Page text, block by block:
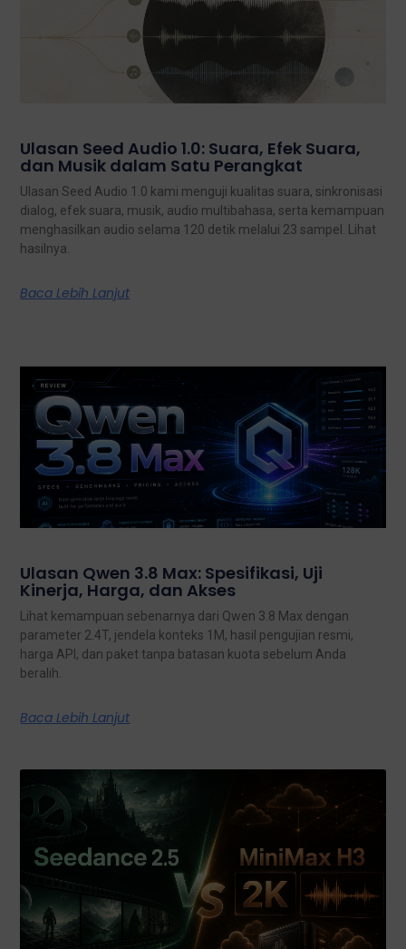
Ulasan Seed Audio 1.0: Suara, Efek Suara,
dan Musik dalam Satu Perangkat
Ulasan Seed Audio 1.0 kami menguji kualitas suara, sinkronisasi
dialog, efek suara, musik, audio multibahasa, serta kemampuan
menghasilkan audio selama 120 detik melalui 23 sampel. Lihat
hasilnya.
Baca Lebih Lanjut
Ulasan Qwen 3.8 Max: Spesifikasi, Uji
Kinerja, Harga, dan Akses
Lihat kemampuan sebenarnya dari Qwen 3.8 Max dengan
parameter 2.4T, jendela konteks 1M, hasil pengujian resmi,
harga API, dan paket tanpa batasan kuota sebelum Anda
beralih.
Baca Lebih Lanjut